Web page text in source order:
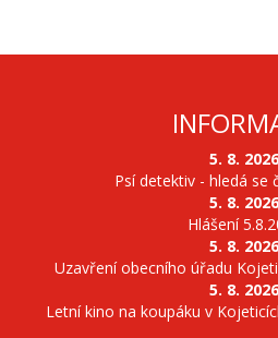
5. 8. 2026
Psí detektiv - hledá se
5. 8. 2026
Hlášení
5. 8. 2026
Uzavření obecního úřadu
5. 8. 2026
Letní kino na koupáku v